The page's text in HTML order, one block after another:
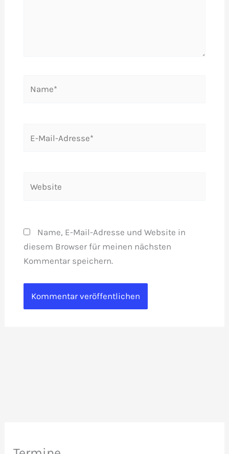
Mail-
Name, E-Mail-Adresse und Website in
diesem Browser für meinen nächsten
Kommentar speichern.